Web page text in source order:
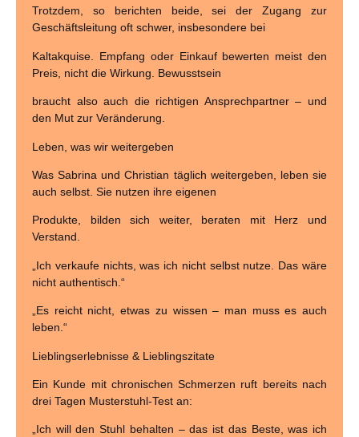
Trotzdem, so berichten beide, sei der Zugang zur
Geschäftsleitung oft schwer, insbesondere bei
Kaltakquise. Empfang oder Einkauf bewerten meist den
Preis, nicht die Wirkung. Bewusstsein
braucht also auch die richtigen Ansprechpartner – und
den Mut zur Veränderung.
Leben, was wir weitergeben
Was Sabrina und Christian täglich weitergeben, leben sie
auch selbst. Sie nutzen ihre eigenen
Produkte, bilden sich weiter, beraten mit Herz und
Verstand.
„Ich verkaufe nichts, was ich nicht selbst nutze. Das wäre
nicht authentisch.“
„Es reicht nicht, etwas zu wissen – man muss es auch
leben.“
Lieblingserlebnisse & Lieblingszitate
Ein Kunde mit chronischen Schmerzen ruft bereits nach
drei Tagen Musterstuhl-Test an:
„Ich will den Stuhl behalten – das ist das Beste, was ich